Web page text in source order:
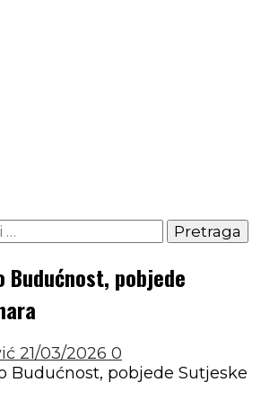
Budućnost, pobjede
21/03/2026 0